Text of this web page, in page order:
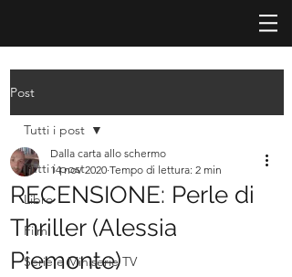
Post
Tutti i post
Libro
Film
Serie e Miniserie TV
Tutti i post
RECENSIONE: Perle di
Thriller (Alessia
Piemonte)
Dalla carta allo schermo
14 nov 2020 Tempo di lettura: 2 min